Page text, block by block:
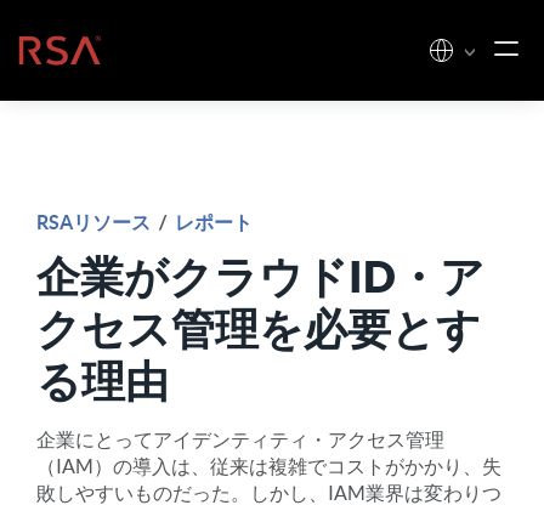
ホーム
RSAリソース / レポート
企業がクラウドID・ア
クセス管理を必要とす
る理由
企業にとってアイデンティティ・アクセス管理
（IAM）の導入は、従来は複雑でコストがかかり、失
敗しやすいものだった。しかし、IAM業界は変わりつ